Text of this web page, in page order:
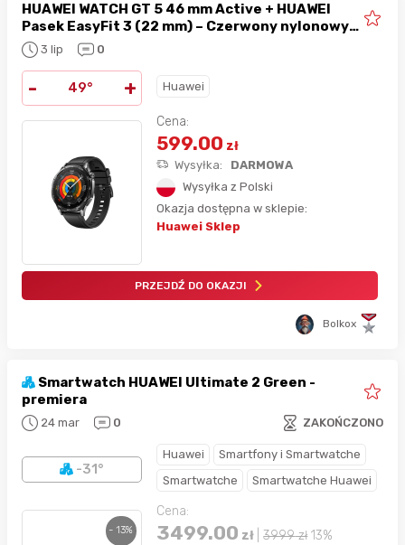
HUAWEI WATCH GT 5 46 mm Active + HUAWEI
Pasek EasyFit 3 (22 mm) – Czerwony nylonowy
(GRATIS)
3 lip 0
- 49° + Huawei
Cena:
599.00 zł
Wysyłka:
DARMOWA
Wysyłka z Polski
Okazja dostępna w sklepie:
Huawei Sklep
PRZEJDŹ DO OKAZJI
Bolkox
Smartwatch HUAWEI Ultimate 2 Green -
premiera
24 mar 0 ZAKOŃCZONO
-31°
Huawei
Smartfony i Smartwatche
Smartwatche
Smartwatche Huawei
- 13%
Cena:
3499.00 zł 3999zł 13%